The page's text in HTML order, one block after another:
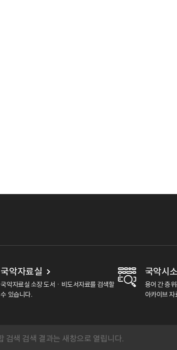
국악자료실
국악자료실 소장 도서ㆍ비도서자료를 검색할
수 있습니다.
국악시
용어 간 층
아카이브 자